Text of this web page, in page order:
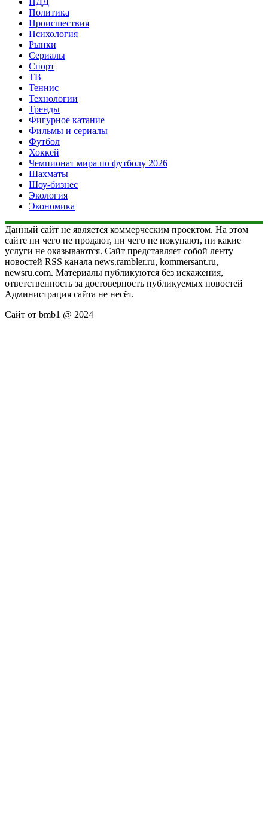
Политика
Происшествия
Психология
Рынки
Сериалы
Спорт
ТВ
Теннис
Технологии
Тренды
Фигурное катание
Фильмы и сериалы
Футбол
Хоккей
Чемпионат мира по футболу 2026
Шахматы
Шоу-бизнес
Экология
Экономика
Данный сайт не является коммерческим проектом. На этом
сайте ни чего не продают, ни чего не покупают, ни какие
услуги не оказываются. Сайт представляет собой ленту
новостей RSS канала news.rambler.ru, kommersant.ru,
newsru.com. Материалы публикуются без искажения,
ответственность за достоверность публикуемых новостей
Администрация сайта не несёт.
Сайт от bmb1 @ 2024